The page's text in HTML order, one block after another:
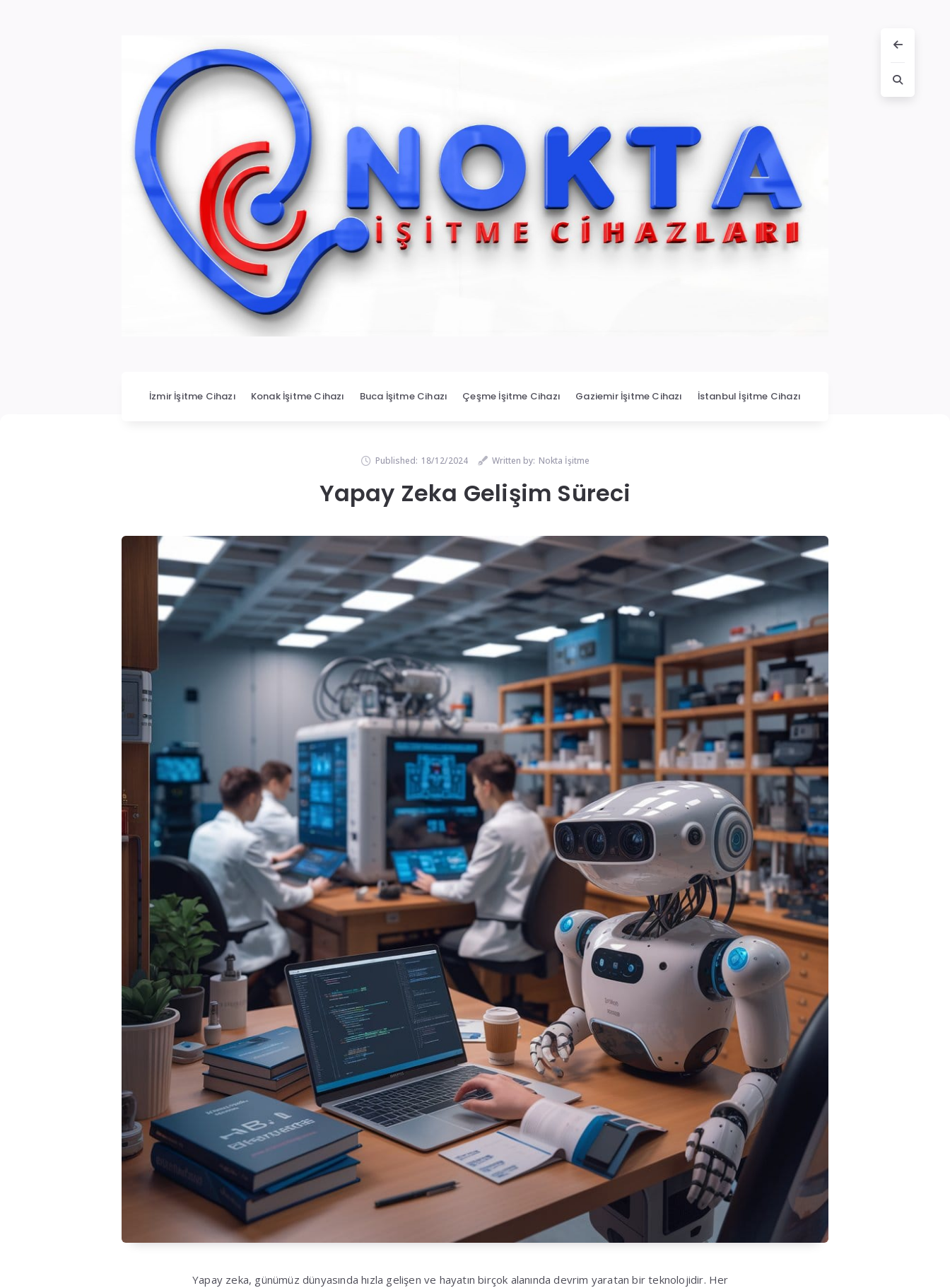
İzmir İşitme Cihazı Konak İşitme Cihazı Buca İşitme Cihazı Çeşme İşitme Cihazı Gaziemir İşitme Cihazı İstanbul İşitme Cihazı
Published: 18/12/2024 Written by: Nokta İşitme
Yapay Zeka Gelişim Süreci
Yapay zeka, günümüz dünyasında hızla gelişen ve hayatın birçok alanında devrim yaratan bir teknolojidir. Her